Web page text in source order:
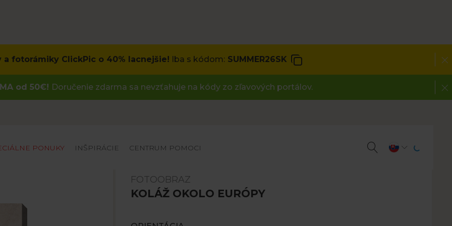
fotorámiky ClickPic o 40% lacnejšie! Iba s kódom: SUMMER26SK
od 50€! Doručenie zdarma sa nevzťahuje na kódy zo zľavových portálov.
PONUKY INŠPIRÁCIE CENTRUM POMOCI
FOTOOBRAZ
KOLÁŽ OKOLO EURÓPY